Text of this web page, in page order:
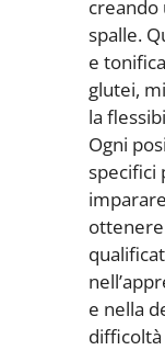
creando
spalle.
e
glutei,
la
Ogni
specifici
e nella